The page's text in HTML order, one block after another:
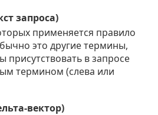
запроса)
применяется правило
это другие термины,
присутствовать в запросе
термином (слева или
вектор)